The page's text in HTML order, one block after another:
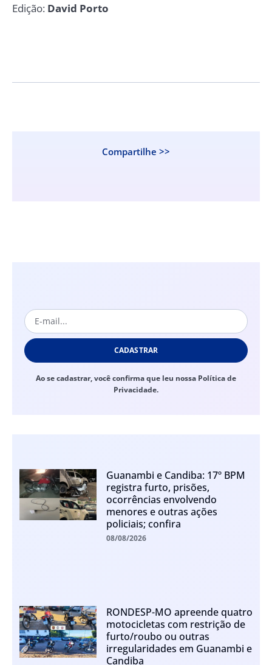
Edição: David Porto
Compartilhe >>
CADASTRAR
Ao se cadastrar, você confirma que leu nossa Política de
Privacidade.
Guanambi e Candiba: 17º BPM
registra furto, prisões,
ocorrências envolvendo
menores e outras ações
policiais; confira
08/08/2026
RONDESP-MO apreende quatro
motocicletas com restrição de
furto/roubo ou outras
irregularidades em Guanambi e
Candiba